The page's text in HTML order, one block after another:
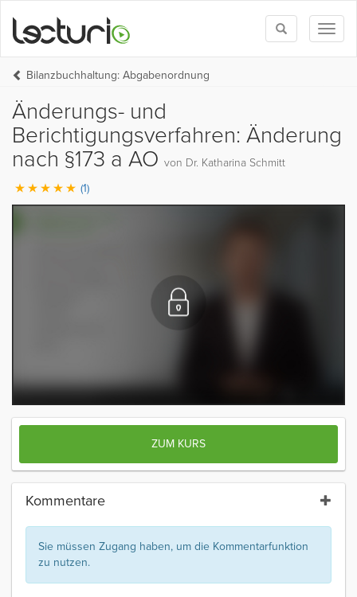
Toggle
search
Bilanzbuchhaltung: Abgabenordnung
Änderungs- und
Berichtigungsverfahren: Änderung
nach §173 a AO von Dr. Katharina Schmitt
(1)
ZUM KURS
Kommentare
Sie müssen Zugang haben, um die Kommentarfunktion
zu nutzen.